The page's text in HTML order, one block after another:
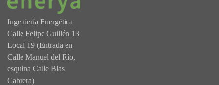
Ingeniería Energética
Calle Felipe Guillén 13
Local 19 (Entrada en
Calle Manuel del Río,
esquina Calle Blas
Cabrera)